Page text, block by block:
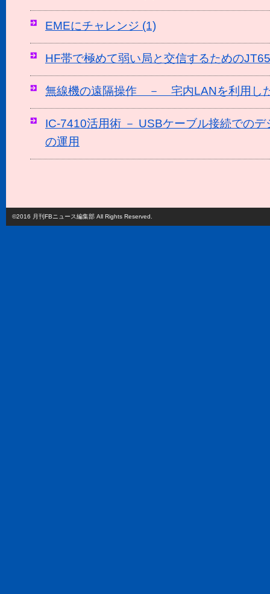
EMEにチャレンジ (1)
HF帯で極めて弱い局と交信するための
無線機の遠隔操作 － 宅内LANを利用し
IC-7410活用術 － USBケーブル接続でのデ
の運用
©2016 月刊FBニュース編集部 All Rights Reserved.